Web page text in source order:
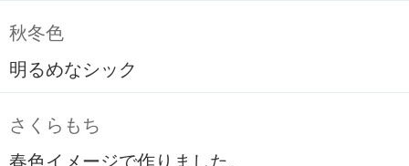
秋冬色
明るめなシック
さくらもち
春色イメージで作りました。